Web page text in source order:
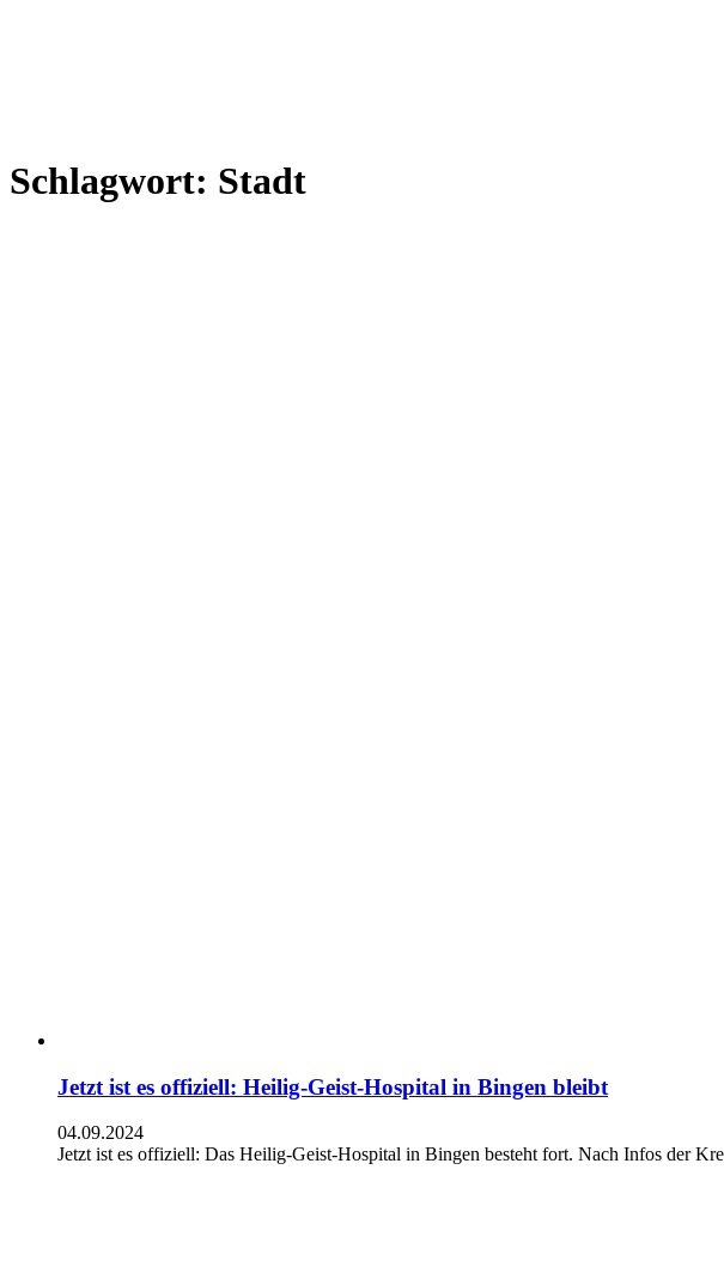
Schlagwort: Stadt
Jetzt ist es offiziell: Heilig-Geist-Hospital in Bingen bleibt
04.09.2024
Jetzt ist es offiziell: Das Heilig-Geist-Hospital in Bingen besteht fort. Nach Infos der